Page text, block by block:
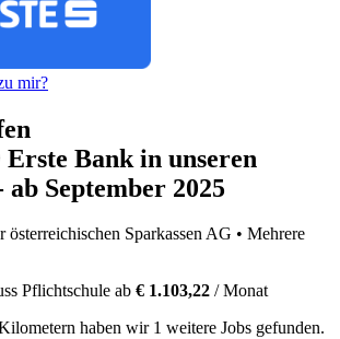
mir?
Bank in unseren
September 2025
österreichischen Sparkassen AG • Mehrere
Pflichtschule ab € 1.103,22 / Monat
haben wir 1 weitere Jobs gefunden.